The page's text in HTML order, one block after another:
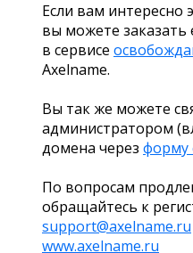
Если вам интересно
вы можете заказать
в сервисе
Axelname.
Вы так же можете
администратором
домена через форму
По вопросам
обращайтесь к
support@axelname.ru
www.axelname.ru